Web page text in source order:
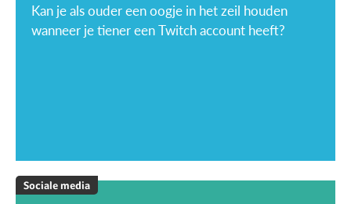
Kan je als ouder een oogje in het zeil houden
wanneer je tiener een Twitch account heeft?
Sociale media